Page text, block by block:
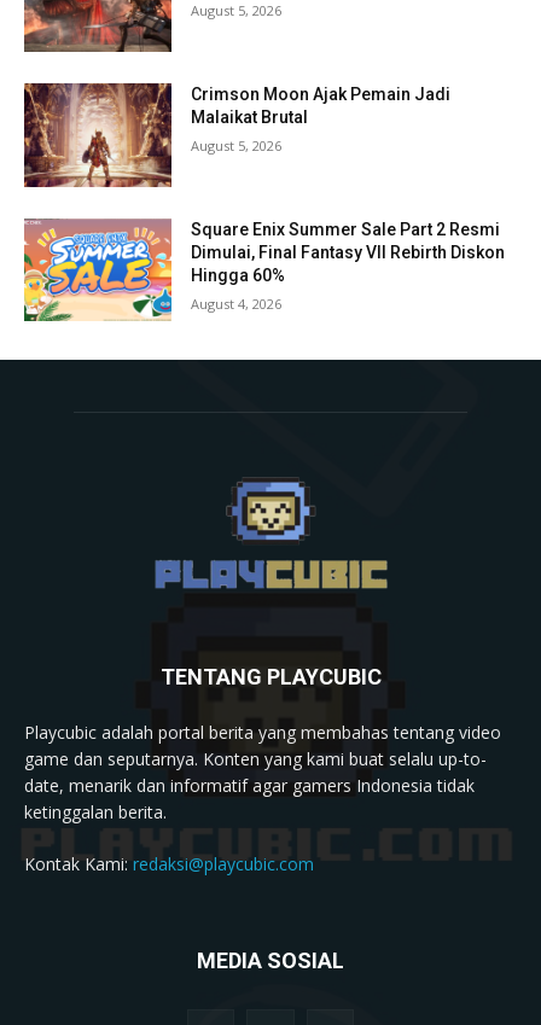
August 5, 2026
Crimson Moon Ajak Pemain Jadi
Malaikat Brutal
August 5, 2026
Square Enix Summer Sale Part 2 Resmi
Dimulai, Final Fantasy VII Rebirth Diskon
Hingga 60%
August 4, 2026
TENTANG PLAYCUBIC
Playcubic adalah portal berita yang membahas tentang video
game dan seputarnya. Konten yang kami buat selalu up-to-
date, menarik dan informatif agar gamers Indonesia tidak
ketinggalan berita.
Kontak Kami:redaksi@playcubic.com
MEDIA SOSIAL